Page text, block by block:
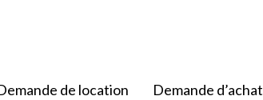
de location Demande d’achat